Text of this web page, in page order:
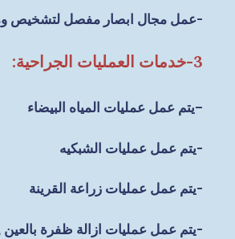
-عمل مجال ابصار مفصل لتشخيص
3-خدمات العمليات الجراحية:
–يتم عمل عمليات المياه البيضاء
-يتم عمل عمليات الشبكيه
-يتم عمل عمليات زراعة القرينة
-يتم عمل عمليات ازالة ظفرة